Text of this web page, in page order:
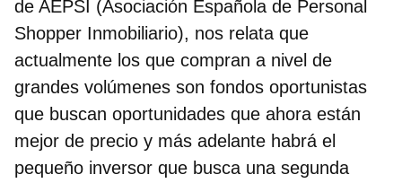
de AEPSI (Asociación Española de Personal
Shopper Inmobiliario), nos relata que
actualmente los que compran a nivel de
grandes volúmenes son fondos oportunistas
que buscan oportunidades que ahora están
mejor de precio y más adelante habrá el
pequeño inversor que busca una segunda